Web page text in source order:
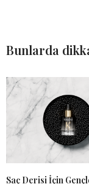
Bunlarda
Saç Derisi İçin